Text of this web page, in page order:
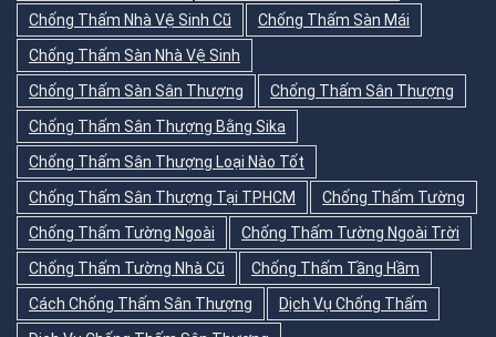
Chống Thấm Nhà Vệ Sinh Cũ
Chống Thấm Sàn Mái
Chống Thấm Sàn Nhà Vệ Sinh
Chống Thấm Sàn Sân Thượng
Chống Thấm Sân Thượng
Chống Thấm Sân Thượng Bằng Sika
Chống Thấm Sân Thượng Loại Nào Tốt
Chống Thấm Sân Thượng Tại TPHCM
Chống Thấm Tường
Chống Thấm Tường Ngoài
Chống Thấm Tường Ngoài Trời
Chống Thấm Tường Nhà Cũ
Chống Thấm Tầng Hầm
Cách Chống Thấm Sân Thượng
Dịch Vụ Chống Thấm